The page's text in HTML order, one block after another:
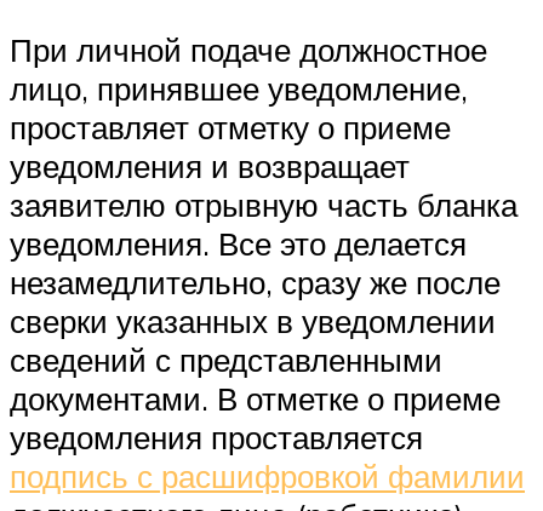
При личной подаче должностное
лицо, принявшее уведомление,
проставляет отметку о приеме
уведомления и возвращает
заявителю отрывную часть бланка
уведомления. Все это делается
незамедлительно, сразу же после
сверки указанных в уведомлении
сведений с представленными
документами. В отметке о приеме
уведомления проставляется
подпись с расшифровкой фамилии